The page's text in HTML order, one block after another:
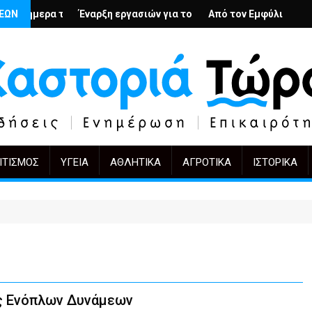
– Ο Άρμιν Βέγκνερ απέναντι στη λήθη
εργασιών για το Κέντρο Ημέρας Ολικής Φροντίδας στην
Από τον Εμφύλιο στην Πόλωση: το ίδιο
KIFF 51: Η
ΥΓΕΊΑ ΑΘΛΗΤΙΚΆ ΑΓΡΟΤΙΚΆ ΙΣΤΟΡΙΚΆ
Ενόπλων Δυνάμεων